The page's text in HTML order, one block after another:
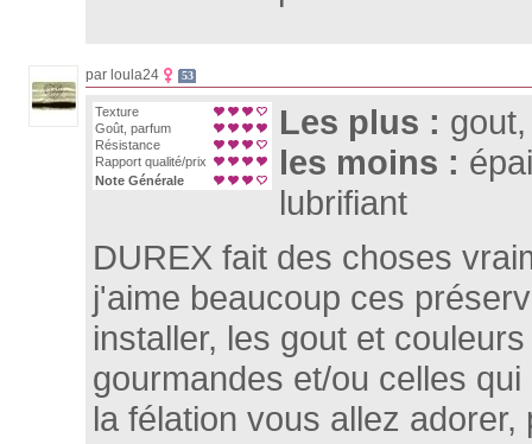
par loula24 53
Texture
Goût, parfum
Résistance
Rapport qualité/prix
Note Générale
Les plus :
les moins :
lubrifiant
DUREX fait des choses
j'aime beaucoup ces
installer, les gout et
gourmandes et/ou celles
la félation vous allez adorer,